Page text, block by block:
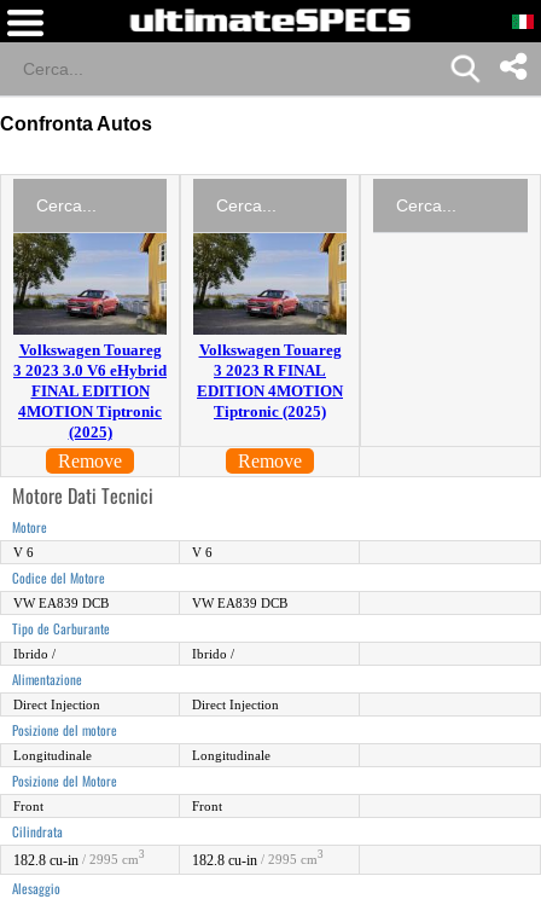
Confronta Autos
Volkswagen Touareg
3 2023 3.0 V6 eHybrid
FINAL EDITION
4MOTION Tiptronic
(2025)
Volkswagen Touareg
3 2023 R FINAL
EDITION 4MOTION
Tiptronic (2025)
Remove Remove
Motore Dati Tecnici
Motore
V 6 V 6
Codice del Motore
VW EA839 DCB VW EA839 DCB
Tipo de Carburante
Ibrido / Ibrido /
Alimentazione
Direct Injection Direct Injection
Posizione del motore
Longitudinale Longitudinale
Posizione del Motore
Front Front
Cilindrata
182.8 cu-in / 2995 cm3 182.8 cu-in / 2995 cm3
Alesaggio